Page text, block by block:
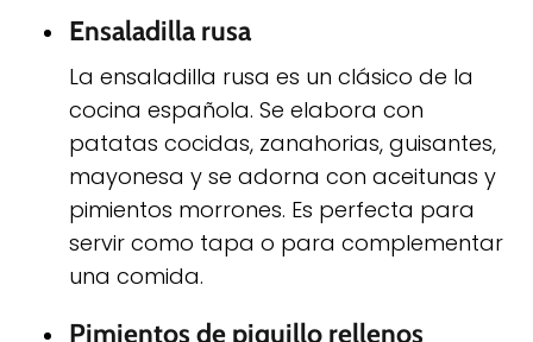
Ensaladilla rusa
La ensaladilla rusa es un clásico de la
cocina española. Se elabora con
patatas cocidas, zanahorias, guisantes,
mayonesa y se adorna con aceitunas y
pimientos morrones. Es perfecta para
servir como tapa o para complementar
una comida.
Pimientos de piquillo rellenos